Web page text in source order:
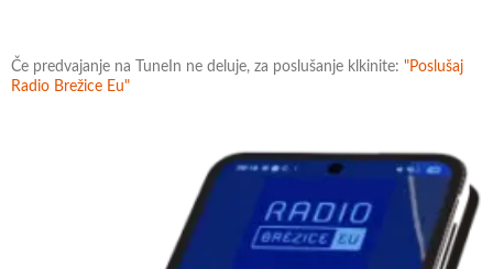
Če predvajanje na TuneIn ne deluje, za poslušanje klkinite: "Poslušaj
Radio Brežice Eu"